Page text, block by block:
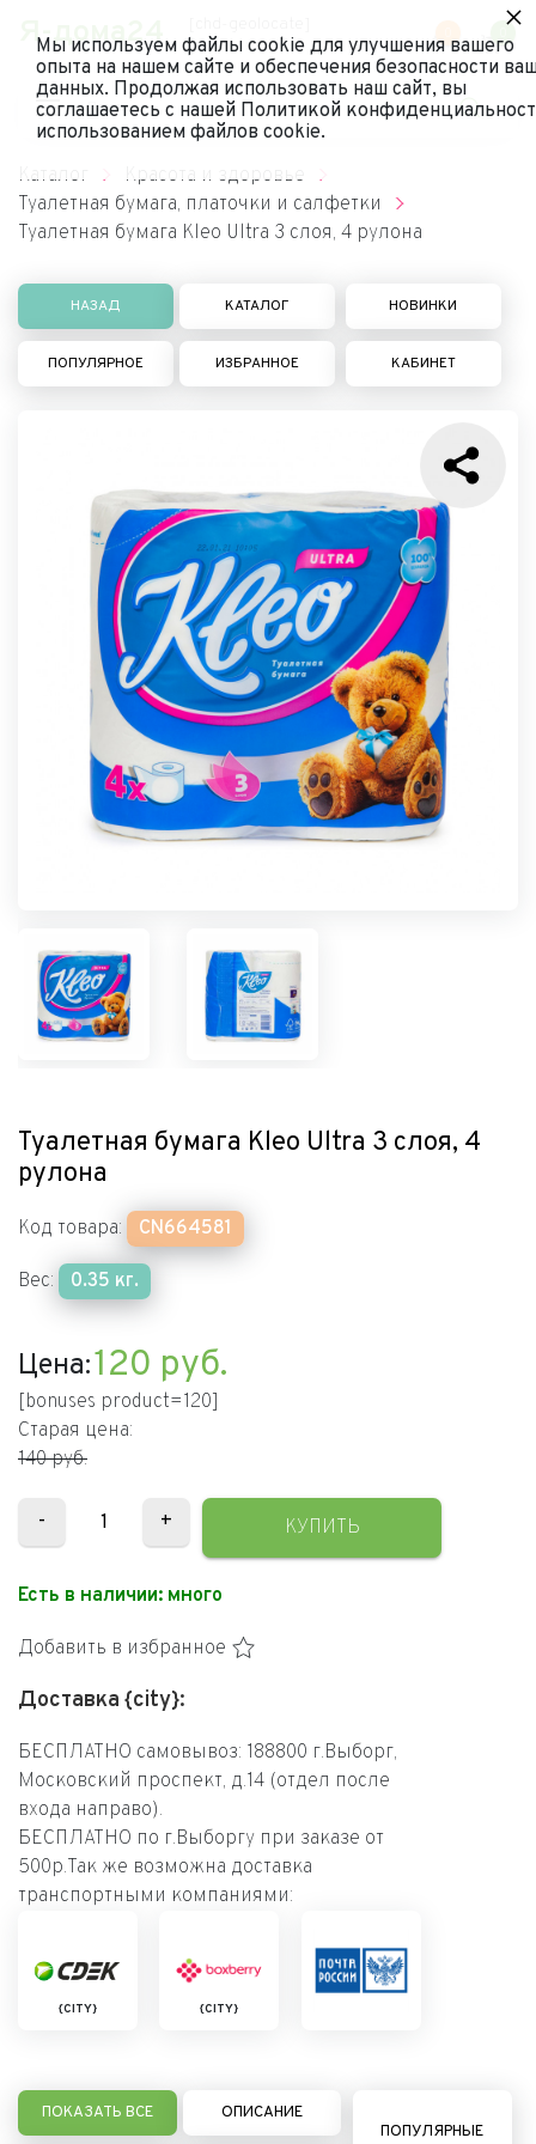
Я-дома24
Каталог
Красота и здоровье
Туалетная бумага, платочки и салфетки
Туалетная бумага Kleo Ultra 3 слоя, 4 рулона
НАЗАД КАТАЛОГ НОВИНКИ
ПОПУЛЯРНОЕ ИЗБРАННОЕ КАБИНЕТ
Туалетная бумага Kleo Ultra 3 слоя, 4
рулона
Код товара: CN664581
Вес: 0.35 кг.
Цена:120 руб.
[bonuses product=120]
Старая цена:
140 руб.
- + КУПИТЬ
Есть в наличии: много
Добавить в избранное
Доставка {city}:
БЕСПЛАТНО самовывоз: 188800 г.Выборг,
Московский проспект, д.14 (отдел после
входа направо).
БЕСПЛАТНО по г.Выборгу при заказе от
500р.Так же возможна доставка
транспортными компаниями:
{CITY} {CITY}
ПОКАЗАТЬ ВСЕ
ОПИСАНИЕ
ПОПУЛЯРНЫЕ
Мы используем файлы cookie для улучшения вашего
опыта на нашем сайте и обеспечения безопасности
данных. Продолжая использовать наш сайт, вы
соглашаетесь с нашей Политикой
использованием файлов cookie.
×